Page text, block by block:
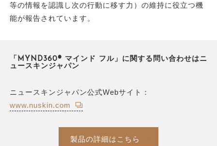
等の情報を認識し次の行動に移す力）の維持に役立つ機
能が報告されています。
「MYND360® マインド フル」に関する問い合わせはニ
ュースキンジャパン
ニュースキンジャパン公式Webサイト：
www.nuskin.com
製品の詳細はこちら